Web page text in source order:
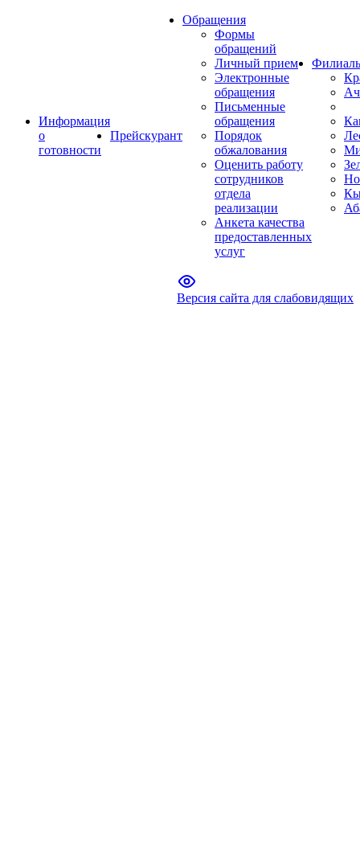
Информация
о
готовности
Прейскурант
Обращения
Формы
обращений
Личный прием
Электронные
обращения
Письменные
обращения
Порядок
обжалования
Оценить работу
сотрудников
отдела
реализации
Анкета качества
предоставленных
услуг
Версия сайта для слабовидящих